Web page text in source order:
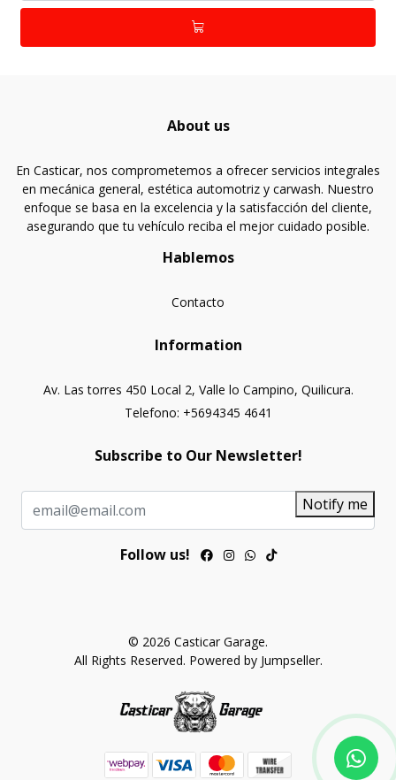
About us
En Casticar, nos comprometemos a ofrecer servicios integrales
en mecánica general, estética automotriz y carwash. Nuestro
enfoque se basa en la excelencia y la satisfacción del cliente,
asegurando que tu vehículo reciba el mejor cuidado posible.
Hablemos
Contacto
Information
Av. Las torres 450 Local 2, Valle lo Campino, Quilicura.
Telefono: +5694345 4641
Subscribe to Our Newsletter!
Notify me
Follow us!
© 2026 Casticar Garage.
All Rights Reserved. Powered by Jumpseller.